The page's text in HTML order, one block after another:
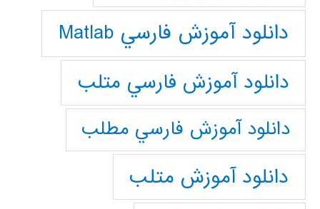
دانلود آموزش فارسي Matlab
دانلود آموزش فارسي متلب
دانلود آموزش فارسي مطلب
دانلود آموزش متلب